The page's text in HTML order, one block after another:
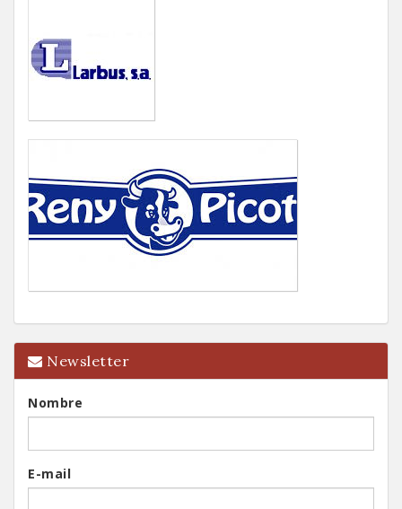
Newsletter
Nombre
E-mail